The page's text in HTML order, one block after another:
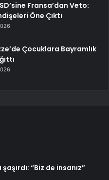
Fransa’dan Veto:
Öne Çıktı
Çocuklara Bayramlık
“Biz de insanız”